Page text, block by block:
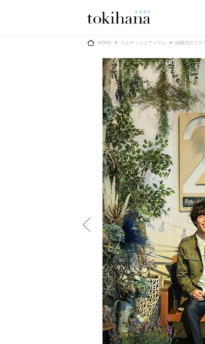
Ring
婚約指輪
結婚指輪
すべてのアイテム
指輪ショップ一覧
ウ
ウ
送）
カ
カラ
和装
メ
メ
小物
す
ド
HOME ウエディングアイテム 結婚式のフラ